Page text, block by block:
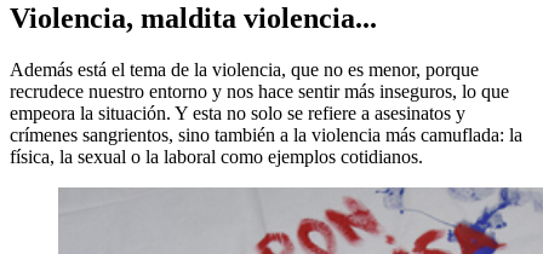
Violencia, maldita violencia...
Además está el tema de la violencia, que no es menor, porque
recrudece nuestro entorno y nos hace sentir más inseguros, lo que
empeora la situación. Y esta no solo se refiere a asesinatos y
crímenes sangrientos, sino también a la violencia más camuflada: la
física, la sexual o la laboral como ejemplos cotidianos.